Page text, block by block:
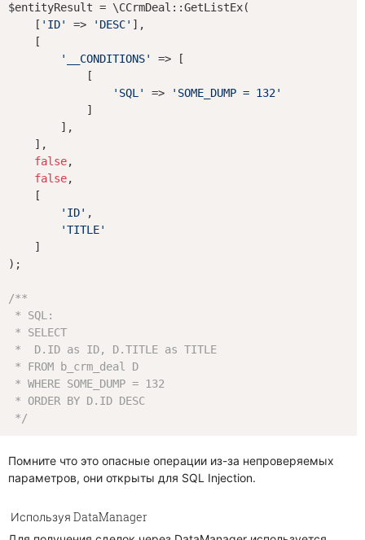
$entityResult = \CCrmDeal::GetListEx(
    [
'ID' => 'DESC' ],
    [
'__CONDITIONS'
=> [
            [
'SQL'
=>
'SOME_DUMP = 132'
            ]
        ],
    ],
false,
false,
    [
'ID' ,
'TITLE'
    ]
);
/**
* SQL:
* SELECT
*  D.ID as ID, D.TITLE as TITLE
* FROM b_crm_deal D
* WHERE SOME_DUMP = 132
* ORDER BY D.ID DESC
*/
Помните что это опасные операции из-за непроверяемых
параметров, они открыты для SQL Injection.
Используя DataManager